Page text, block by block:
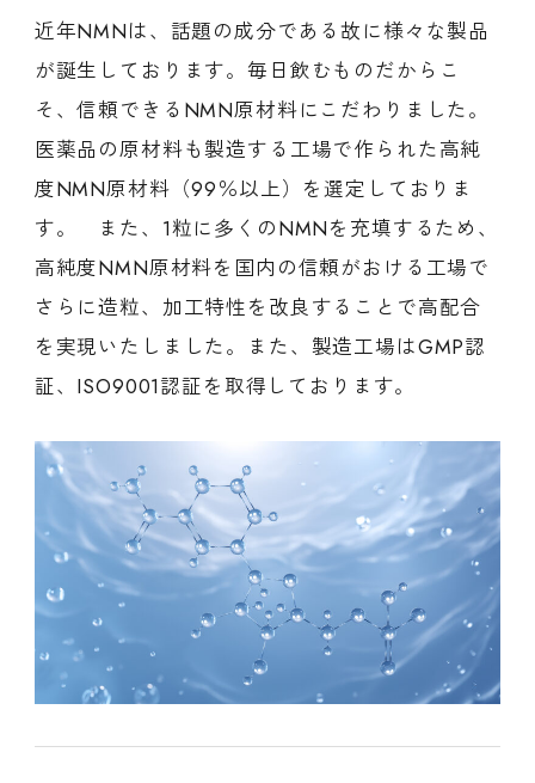
近年NMNは、話題の成分である故に様々な製品
が誕生しております。毎日飲むものだからこ
そ、信頼できるNMN原材料にこだわりました。
医薬品の原材料も製造する工場で作られた高純
度NMN原材料（99％以上）を選定しておりま
す。 また、1粒に多くのNMNを充填するため、
高純度NMN原材料を国内の信頼がおける工場で
さらに造粒、加工特性を改良することで高配合
を実現いたしました。また、製造工場はGMP認
証、ISO9001認証を取得しております。